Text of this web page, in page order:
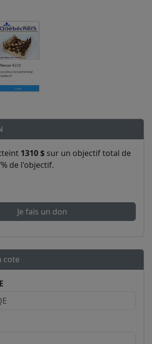
1310 $ sur un objectif total de
de l'objectif.
Je fais un don
cote